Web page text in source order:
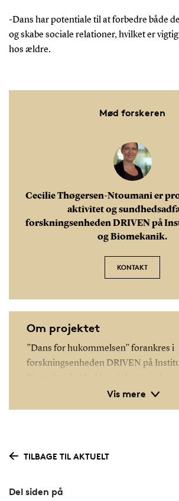
-Dans har potentiale til at forbedre både
og skabe sociale relationer, hvilket er
hos ældre.
Mød forskeren
Cecilie Thøgersen-Ntoumani er
aktivitet og
forskningsenheden DRIVEN på
og Biomekanik.
KONTAKT
Vis mere
Om projektet
”Dans for hukommelsen” forankres i
forskningsenheden DRIVEN på
Thøgersen-Ntoumani:
IOB
Nikos Ntoumanis, DRIVEN, IOB
TILBAGE TIL AKTUELT
Del siden på